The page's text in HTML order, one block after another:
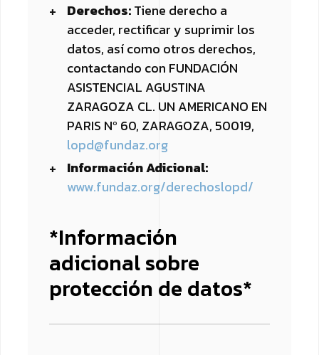
Derechos:Tiene derecho a
acceder, rectificar y suprimir los
datos, así como otros derechos,
contactando con FUNDACIÓN
ASISTENCIAL AGUSTINA
ZARAGOZA CL. UN AMERICANO EN
PARIS Nº 60, ZARAGOZA, 50019,
lopd@fundaz.org
Información Adicional:
www.fundaz.org/derechoslopd/
*Información
adicional sobre
protección de datos*